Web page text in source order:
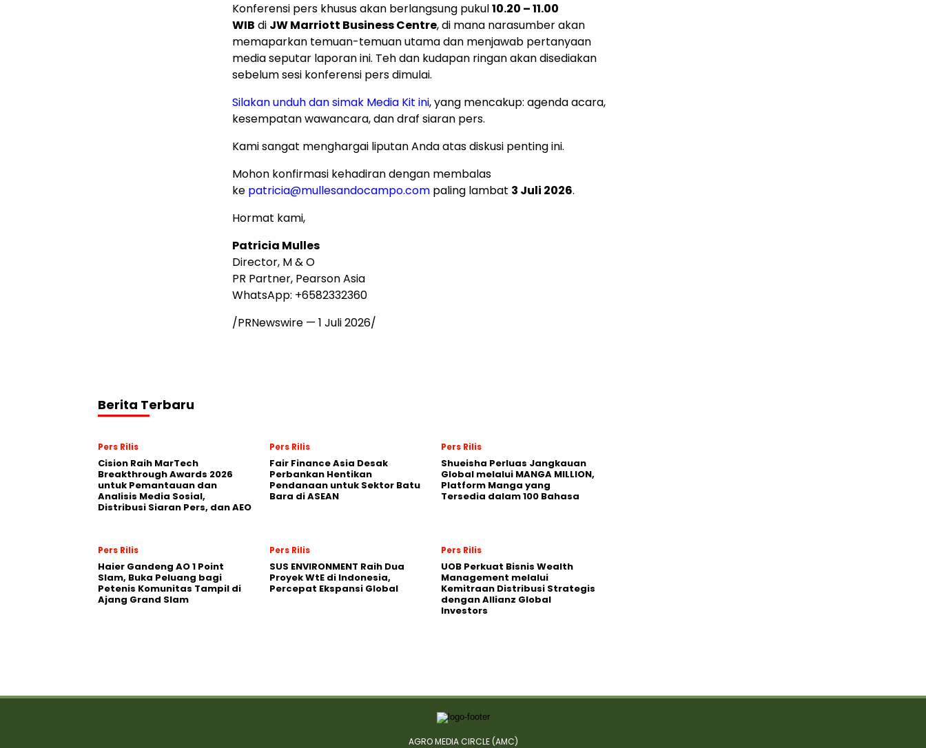
Konferensi pers khusus akan berlangsung pukul10.20 – 11.00
WIB di JW Marriott Business Centre, di mana narasumber akan
memaparkan temuan-temuan utama dan menjawab pertanyaan
media seputar laporan ini. Teh dan kudapan ringan akan disediakan
sebelum sesi konferensi pers dimulai.
Silakan unduh dan simak Media Kit ini, yang mencakup: agenda acara,
kesempatan wawancara, dan draf siaran pers.
Kami sangat menghargai liputan Anda atas diskusi penting ini.
Mohon konfirmasi kehadiran dengan membalas
ke patricia@mullesandocampo.com paling lambat 3 Juli 2026.
Hormat kami,
Patricia Mulles
Director, M & O
PR Partner, Pearson Asia
WhatsApp: +6582332360
/PRNewswire — 1 Juli 2026/
Berita Terbaru
Pers Rilis
Cision Raih MarTech
Breakthrough Awards 2026
untuk Pemantauan dan
Analisis Media Sosial,
Distribusi Siaran Pers, dan AEO
Pers Rilis
Fair Finance Asia Desak
Perbankan Hentikan
Pendanaan untuk Sektor Batu
Bara di ASEAN
Pers Rilis
Shueisha Perluas Jangkauan
Global melalui MANGA MILLION,
Platform Manga yang
Tersedia dalam 100 Bahasa
Pers Rilis
Haier Gandeng AO 1 Point
Slam, Buka Peluang bagi
Petenis Komunitas Tampil di
Ajang Grand Slam
Pers Rilis
SUS ENVIRONMENT Raih Dua
Proyek WtE di Indonesia,
Percepat Ekspansi Global
Pers Rilis
UOB Perkuat Bisnis Wealth
Management melalui
Kemitraan Distribusi Strategis
dengan Allianz Global
Investors
AGRO MEDIA CIRCLE (AMC)